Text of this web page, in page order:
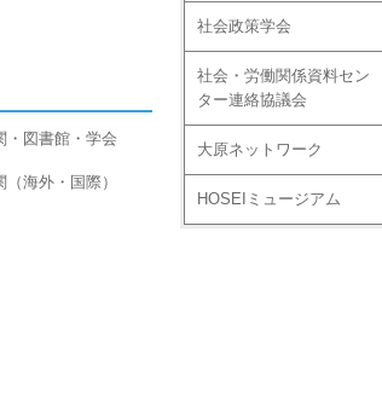
・図書館・学会
（海外・国際）
社会政策学会
社会・労働関係資料セン
ター連絡協議会
大原ネットワーク
HOSEIミュージアム